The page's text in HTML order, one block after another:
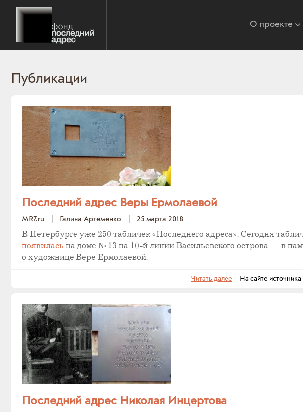
О проекте
Публикации
Последний адрес Веры Ермолаевой
MR7.ru Галина Артеменко
25 марта 2018
В Петербурге уже 250 табличек «Последнего адреса». Сегодня
появилась на доме № 13 на 10-й линии Васильевского острова — в
о художнице Вере Ермолаевой.
Читать далее На сайте источника
Последний адрес Николая Инцертова